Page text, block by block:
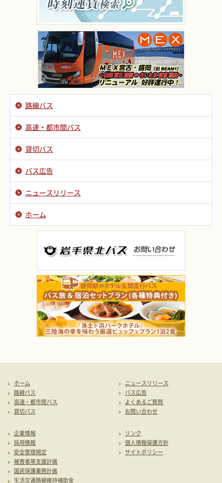
路線バス
高速・都市間バス
貸切バス
バス広告
ニュースリリース
ホーム
ホーム
路線バス
高速・都市間バス
貸切バス
ニュースリリース
バス広告
よくあるご質問
お問い合わせ
企業情報
採用情報
安全管理規定
被害者等支援計画
国民保護業務計画
生活交通路線維持補助金
リンク
個人情報保護方針
サイトポリシー